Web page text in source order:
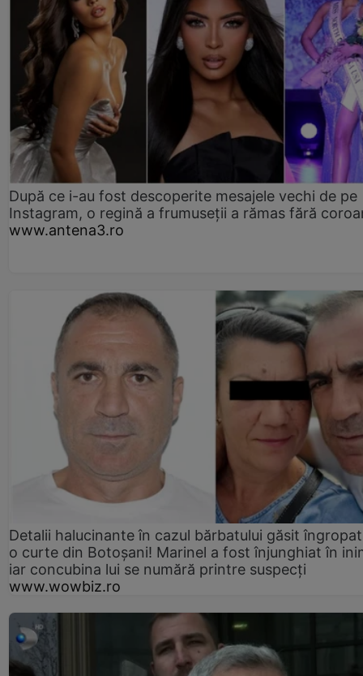
După ce i-au fost descoperite mesajele vechi de pe
Instagram, o regină a frumuseții a rămas fără
www.antena3.ro
Detalii halucinante în cazul bărbatului găsit
o curte din Botoșani! Marinel a fost înjunghiat în
iar concubina lui se numără printre suspecți
www.wowbiz.ro